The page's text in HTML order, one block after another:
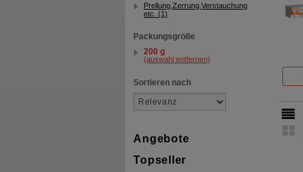
Prellung,Zerrung,Verstauchung
etc. (1)
Packungsgröße
200 g
(auswahl entfernen)
Sortieren nach
Angebote
Topseller